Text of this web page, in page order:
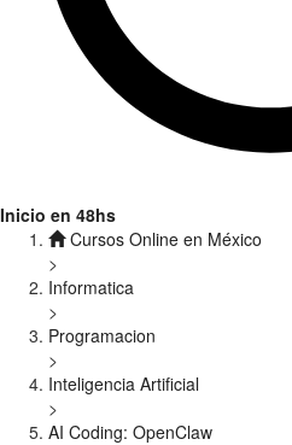
Inicio en 48hs
Cursos Online en México
>
Informatica
>
Programacion
>
Inteligencia Artificial
>
AI Coding: OpenClaw